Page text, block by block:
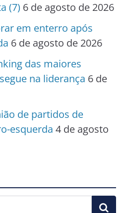
(7) 6 de agosto de 2026
em enterro após
6 de agosto de 2026
das maiores
na liderança 6 de
de partidos de
esquerda 4 de agosto